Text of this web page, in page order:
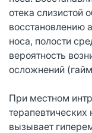
отека слизистой
восстановлению
носа, полости
вероятность
осложнений
При местном
вызывает